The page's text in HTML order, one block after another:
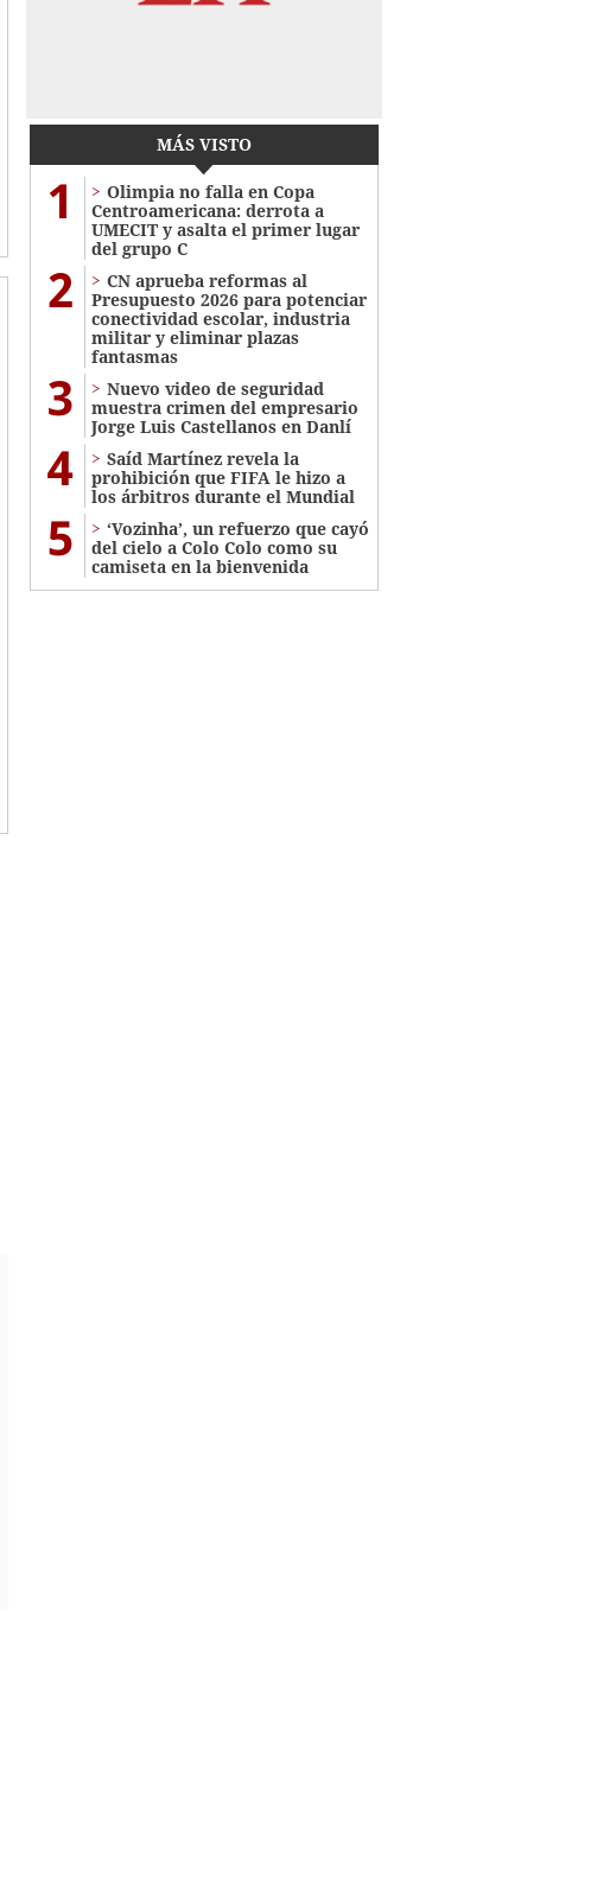
MÁS VISTO
1
Olimpia no falla en Copa
Centroamericana: derrota a
UMECIT y asalta el primer lugar
del grupo C
2
CN aprueba reformas al
Presupuesto 2026 para potenciar
conectividad escolar, industria
militar y eliminar plazas
fantasmas
3
Nuevo video de seguridad
muestra crimen del empresario
Jorge Luis Castellanos en Danlí
4
Saíd Martínez revela la
prohibición que FIFA le hizo a
los árbitros durante el Mundial
5
‘Vozinha’, un refuerzo que cayó
del cielo a Colo Colo como su
camiseta en la bienvenida